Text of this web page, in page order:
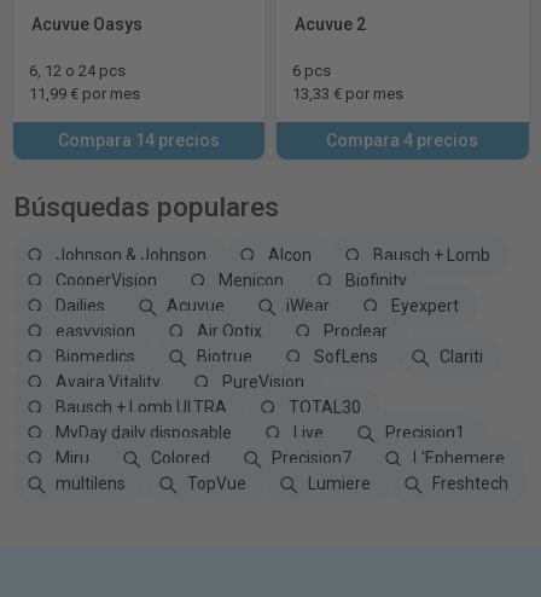
Acuvue Oasys
6, 12 o 24 pcs
11,99 € por mes
Compara 14 precios
Acuvue 2
6 pcs
13,33 € por mes
Compara 4 precios
Búsquedas populares
Johnson & Johnson Alcon
Bausch + Lomb
CooperVision
Menicon
Biofinity
Dailies
Acuvue iWear
Eyexpert
easyvision
Air Optix
Proclear
Biomedics
Biotrue SofLens
Clariti
Avaira Vitality
PureVision
Bausch + Lomb ULTRA
TOTAL30
MyDay daily disposable
Live
Precision1
Miru
Colored Precision7
L'Ephemere
multilens
TopVue Lumiere Freshtech